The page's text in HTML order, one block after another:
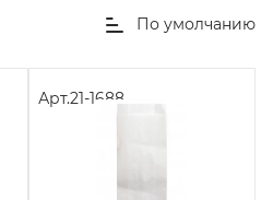
По умолчанию
Арт.21-1688